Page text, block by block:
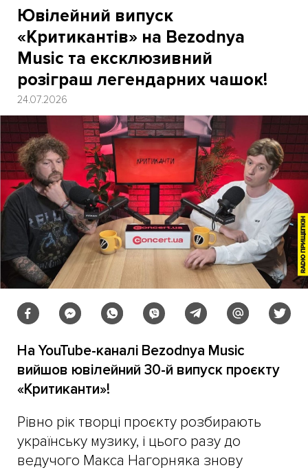
Ювілейний випуск
«Критикантів» на Bezodnya
Music та ексклюзивний
розіграш легендарних чашок!
24.07.2026
На YouTube-каналі Bezodnya Music
вийшов ювілейний 30-й випуск проєкту
«Критиканти»!
Рівно рік творці проєкту розбирають
українську музику, і цього разу до
ведучого Макса Нагорняка знову